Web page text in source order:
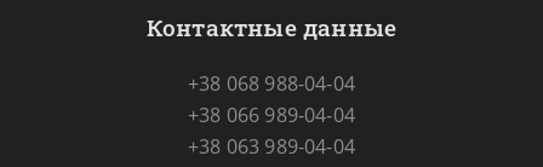
Контактные данные
+38 068 988-04-04
+38 066 989-04-04
+38 063 989-04-04